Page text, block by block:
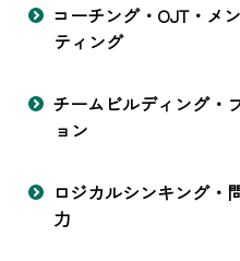
コーチング・OJT・メ
ティング
チームビルディング・
ョン
ロジカルシンキング・
力